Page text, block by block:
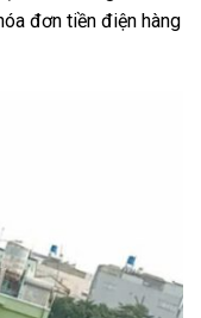
đơn tiền điện hàng